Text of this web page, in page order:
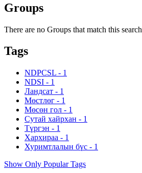
Groups
There are no Groups that match this search
Tags
NDPCSL - 1
NDSI - 1
Ландсат - 1
Мөстлөг - 1
Мөсөн гол - 1
Сутай хайрхан - 1
Түргэн - 1
Хархираа - 1
Хуримтлалын бүс - 1
Show Only Popular Tags